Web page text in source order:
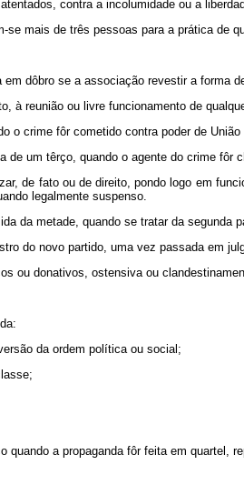
contra a incolumidade ou a
se mais de três pessoas para a prática de
em dôbro se a associação revestir a forma
à reunião ou livre funcionamento de
o crime fôr cometido contra poder de
de um têrço, quando o agente do crime
de fato ou de direito, pondo logo em
legalmente suspenso.
da metade, quando se tratar da segunda
do novo partido, uma vez passada em
ou donativos, ostensiva ou
da ordem política ou social;
quando a propaganda fôr feita em quartel,